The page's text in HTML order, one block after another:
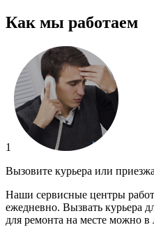
Как мы работаем
1
Вызовите курьера или
Наши сервисные центры
ежедневно. Вызвать курьера
для ремонта на месте можно